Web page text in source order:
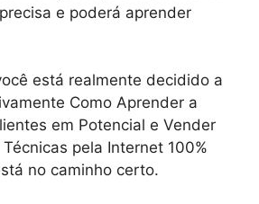
e poderá aprender
está realmente decidido a
Como Aprender a
em Potencial e Vender
pela Internet 100%
no caminho certo.